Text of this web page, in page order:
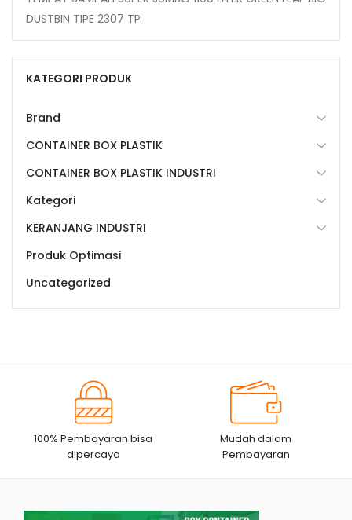
DUSTBIN TIPE 2307 TP
KATEGORI PRODUK
Brand
CONTAINER BOX PLASTIK
CONTAINER BOX PLASTIK INDUSTRI
Kategori
KERANJANG INDUSTRI
Produk Optimasi
Uncategorized
100% Pembayaran bisa
dipercaya
Mudah dalam
Pembayaran